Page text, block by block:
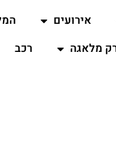
אירועים
מלאגה רכב